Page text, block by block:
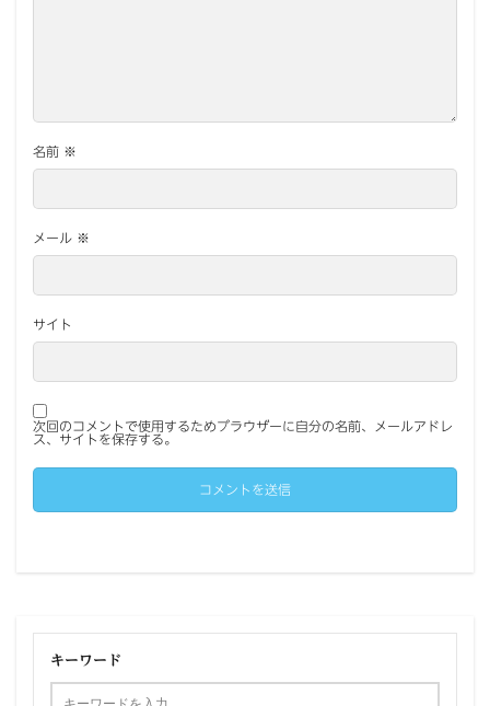
名前 ※
メール ※
サイト
次回のコメントで使用するためブラウザーに自分の名前、メールアドレ
ス、サイトを保存する。
キーワード